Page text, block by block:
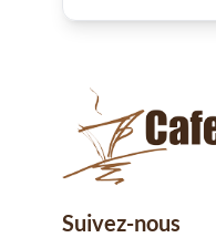
Suivez-nous